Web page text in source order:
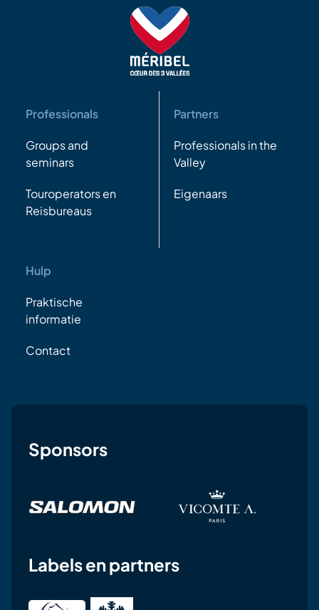
Professionals
Groups and
seminars
Touroperators en
Reisbureaus
Partners
Professionals in the
Valley
Eigenaars
Hulp
Praktische
informatie
Contact
Sponsors
Labels en partners